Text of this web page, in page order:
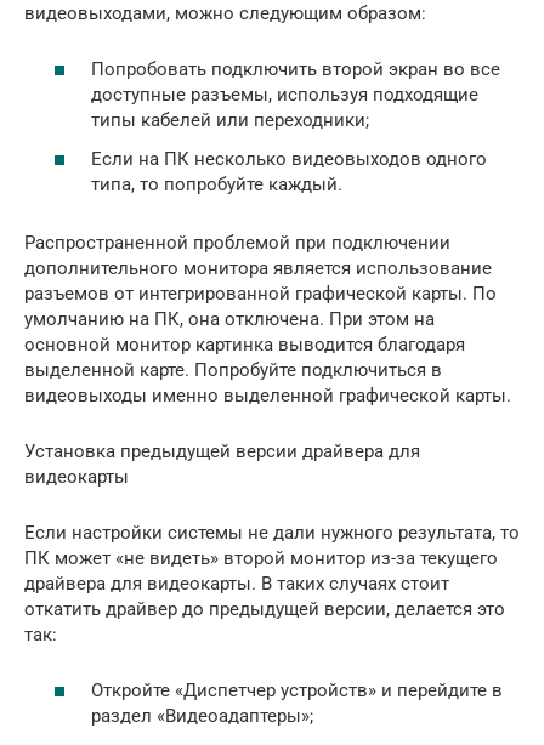
видеовыходами, можно следующим образом:
Попробовать подключить второй экран во все
доступные разъемы, используя подходящие
типы кабелей или переходники;
Если на ПК несколько видеовыходов одного
типа, то попробуйте каждый.
Распространенной проблемой при подключении
дополнительного монитора является использование
разъемов от интегрированной графической карты. По
умолчанию на ПК, она отключена. При этом на
основной монитор картинка выводится благодаря
выделенной карте. Попробуйте подключиться в
видеовыходы именно выделенной графической карты.
Установка предыдущей версии драйвера для
видеокарты
Если настройки системы не дали нужного результата, то
ПК может «не видеть» второй монитор из-за текущего
драйвера для видеокарты. В таких случаях стоит
откатить драйвер до предыдущей версии, делается это
так:
Откройте «Диспетчер устройств» и перейдите в
раздел «Видеоадаптеры»;